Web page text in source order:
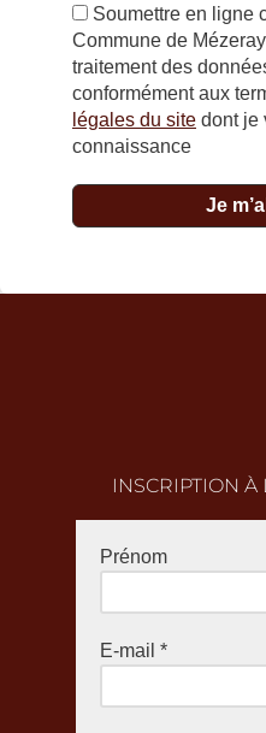
Soumettre en ligne
Commune de
traitement des
conformément aux
légales du site dont je
connaissance
INSCRIPTION À
Prénom
E-mail *